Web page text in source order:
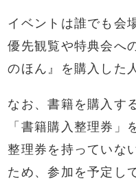
イベントは誰でも会
優先観覧や特典会へ
のほん』を購入した
なお、書籍を購入す
「書籍購入整理券」
整理券を持っていな
ため、参加を予定し